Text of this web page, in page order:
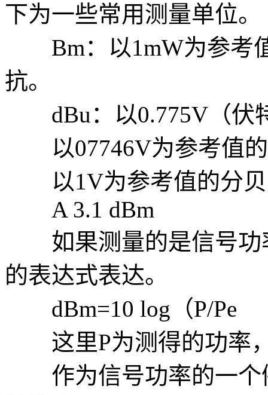
下为一些常用测量单位。
Bm：以1mW为参考
抗。
dBu：以0.775V（伏
以07746V为参考值的
以1V为参考值的分贝
A 3.1 dBm
如果测量的是信号功
的表达式表达。
dBm=10 log（P/Pe
这里P为测得的功率，
作为信号功率的一个